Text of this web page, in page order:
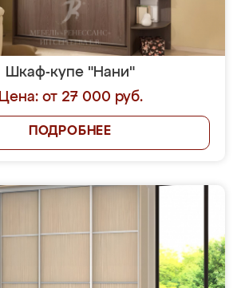
Шкаф-купе "Нани"
Цена: от 27 000 руб.
ПОДРОБНЕЕ